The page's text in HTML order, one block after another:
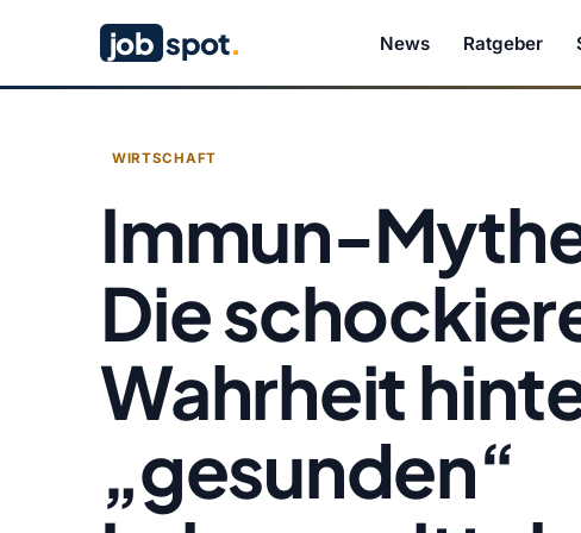
job spot. News Ratgeber
WIRTSCHAFT
Immun-
Die
Wahrheit
„gesunden“